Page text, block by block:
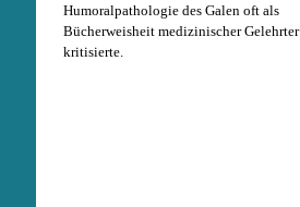
Humoralpathologie des Galen oft als
Bücherweisheit medizinischer Gelehrter
kritisierte.